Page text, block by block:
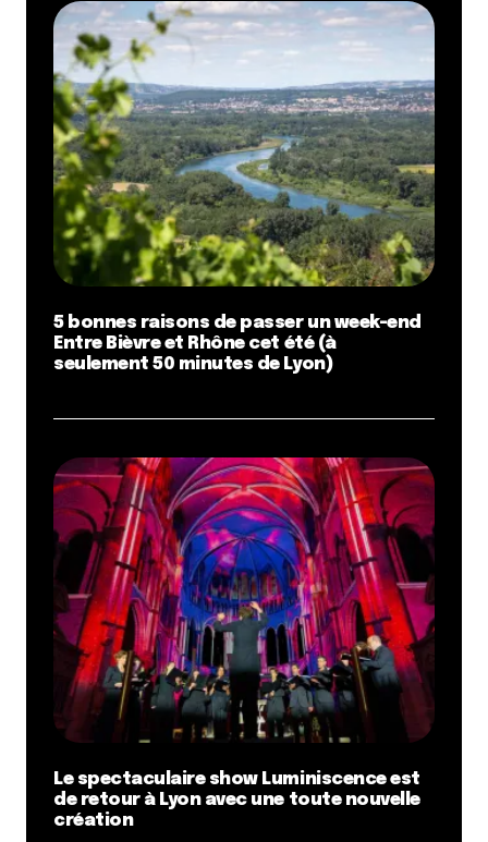
5 bonnes raisons de passer un week-end
Entre Bièvre et Rhône cet été (à
seulement 50 minutes de Lyon)
Le spectaculaire show Luminiscence est
de retour à Lyon avec une toute nouvelle
création